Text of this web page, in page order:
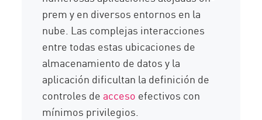
prem y en diversos entornos en la
nube. Las complejas interacciones
entre todas estas ubicaciones de
almacenamiento de datos y la
aplicación dificultan la definición de
controles de acceso efectivos con
mínimos privilegios.